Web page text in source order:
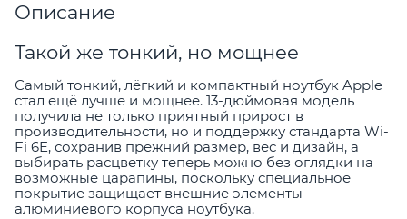
Описание
Такой же тонкий, но мощнее
Самый тонкий, лёгкий и компактный ноутбук Apple
cтал ещё лучше и мощнее. 13-дюймовая модель
получила не только приятный прирост в
производительности, но и поддержку стандарта Wi-
Fi 6E, сохранив прежний размер, вес и дизайн, а
выбирать расцветку теперь можно без оглядки на
возможные царапины, поскольку специальное
покрытие защищает внешние элементы
алюминиевого корпуса ноутбука.